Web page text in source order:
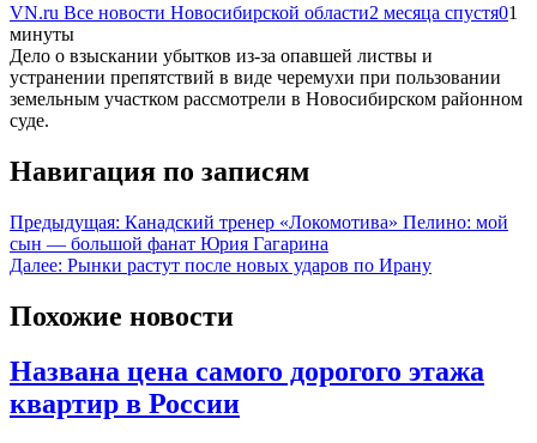
VN.ru Все новости Новосибирской области2 месяца спустя01
минуты
Дело о взыскании убытков из-за опавшей листвы и
устранении препятствий в виде черемухи при пользовании
земельным участком рассмотрели в Новосибирском районном
суде.
Навигация по записям
Предыдущая: Канадский тренер «Локомотива» Пелино: мой
сын — большой фанат Юрия Гагарина
Далее: Рынки растут после новых ударов по Ирану
Похожие новости
Названа цена самого дорогого этажа
квартир в России